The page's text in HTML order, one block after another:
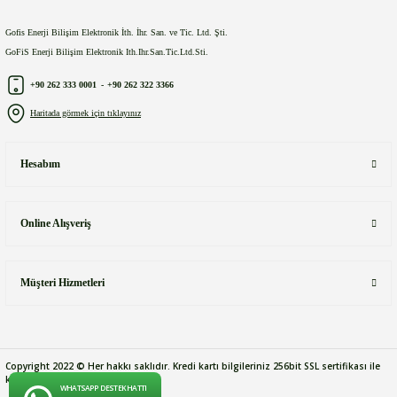
Gofis Enerji Bilişim Elektronik İth. İhr. San. ve Tic. Ltd. Şti.
GoFiS Enerji Bilişim Elektronik Ith.Ihr.San.Tic.Ltd.Sti.
+90 262 333 0001 - +90 262 322 3366
Haritada görmek için tıklayınız
Hesabım
Online Alışveriş
Müşteri Hizmetleri
Copyright 2022 © Her hakkı saklıdır. Kredi kartı bilgileriniz 256bit SSL sertifikası ile
korunmaktadır.
WHATSAPP DESTEK HATTI